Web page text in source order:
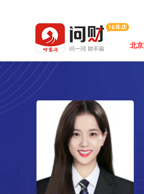
北京